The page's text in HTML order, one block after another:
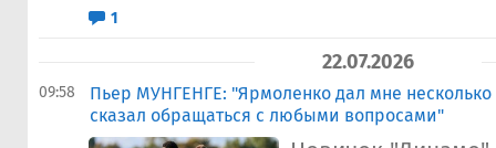
1
22.07.2026
09:58
Пьер МУНГЕНГЕ: "Ярмоленко дал мне
сказал обращаться с любыми вопросами"